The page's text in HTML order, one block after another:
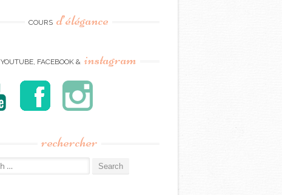
COURS d’élégance
YOUTUBE, FACEBOOK & instagram
rechercher